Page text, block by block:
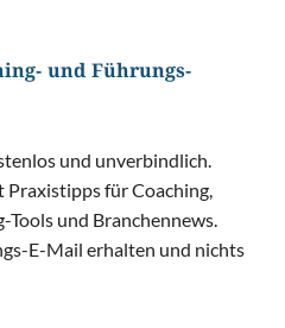
und Führungs-
und unverbindlich.
für Coaching,
Tools und Branchennews.
E-Mail erhalten und nichts